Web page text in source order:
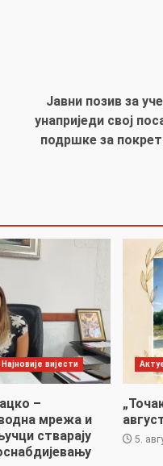
Јавни позив за
унаприједи свој
подршке за
Најновије вијести
–
мрежа и
стварају
5.